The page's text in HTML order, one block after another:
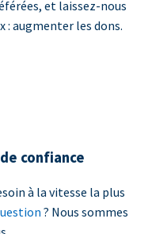
et laissez-nous
: augmenter les dons.
confiance
à la vitesse la plus
? Nous sommes